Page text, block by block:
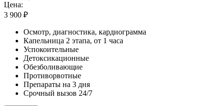
Цена:
3 900 ₽
Осмотр, диагностика, кардиограмма
Капельница 2 этапа, от 1 часа
Успокоительные
Детоксикационные
Обезболивающие
Противорвотные
Препараты на 3 дня
Срочный вызов 24/7